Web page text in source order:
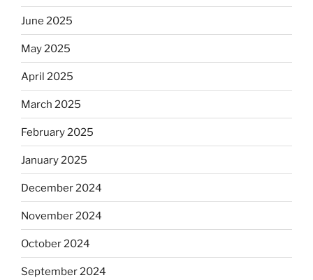
June 2025
May 2025
April 2025
March 2025
February 2025
January 2025
December 2024
November 2024
October 2024
September 2024